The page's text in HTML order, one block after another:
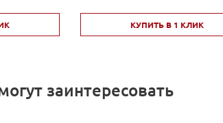
КУПИТЬ В 1 КЛИК
заинтересовать